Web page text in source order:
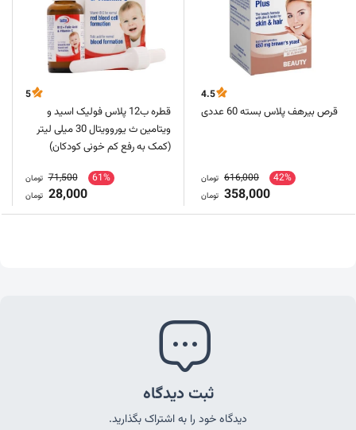
4.5
قرص بیرهف پلاس بسته 60 عددی
42%
616,000 تومان
358,000 تومان
5
قطره ب12 پلاس فولیک اسید و
ویتامین ث یوروویتال 30 میلی لیتر
(کمک به رفع کم خونی کودکان)
61%
71,500 تومان
28,000 تومان
ثبت دیدگاه
دیدگاه خود را به اشتراک بگذارید.